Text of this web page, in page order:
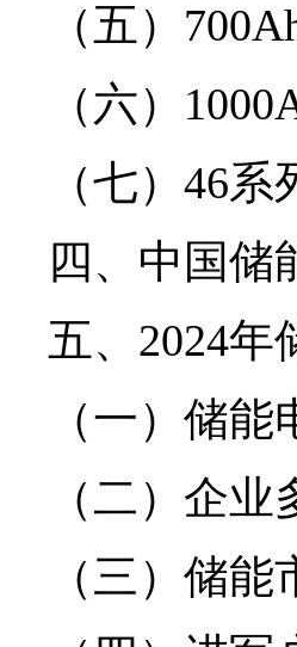
（五）
（六）
（七）46
四、中国储
五、2024
（一）储
（二）企
（三）储